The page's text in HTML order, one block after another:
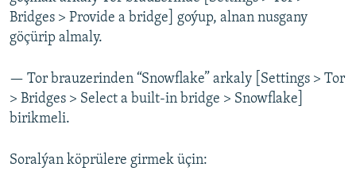
Bridges > Provide a bridge] goýup, alnan nusgany
göçürip almaly.
— Tor brauzerinden “Snowflake” arkaly [Settings > Tor
> Bridges > Select a built-in bridge > Snowflake]
birikmeli.
Soralýan köprülere girmek üçin: